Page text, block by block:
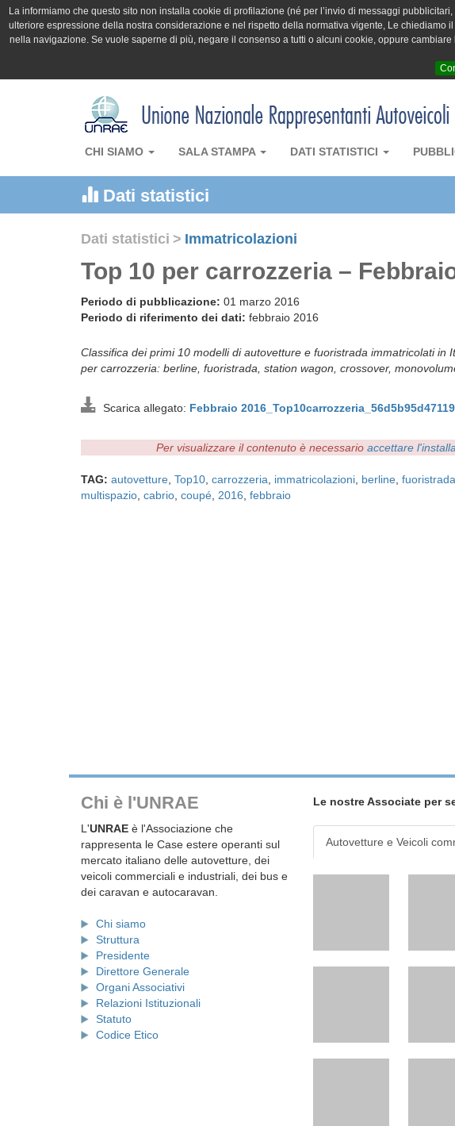
La informiamo che questo sito non installa cookie di profilazione (né per l’invio di messaggi
ulteriore espressione della nostra considerazione e nel rispetto della normativa vigente, Le chiediamo
nella navigazione. Se vuole saperne di più, negare il consenso a tutti o alcuni cookie, oppure
CHI SIAMO SALA STAMPA DATI STATISTICI
Dati statistici
Dati statistici > Immatricolazioni
Top 10 per carrozzeria –
Periodo di pubblicazione: 01 marzo 2016
Periodo di riferimento dei dati: febbraio 2016
Classifica dei primi 10 modelli di autovetture e fuoristrada immatricolati in
per carrozzeria: berline, fuoristrada, station wagon, crossover,
Scarica allegato: Febbraio
Per visualizzare il contenuto è necessario accettare
TAG: autovetture Top10 carrozzeria immatricolazioni berline fuoristrada
multispazio cabrio coupé 2016 febbraio
Chi è l'UNRAE
L'UNRAE è l'Associazione che
rappresenta le Case estere operanti sul
mercato italiano delle autovetture, dei
veicoli commerciali e industriali, dei bus e
dei caravan e autocaravan.
Chi siamo
Struttura
Presidente
Direttore Generale
Organi Associativi
Relazioni Istituzionali
Statuto
Codice Etico
Le nostre Associate per
Autovetture e Veicoli